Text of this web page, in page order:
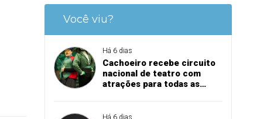
Você viu?
Há 6 dias
Cachoeiro recebe circuito
nacional de teatro com
atrações para todas as
Há 6 dias